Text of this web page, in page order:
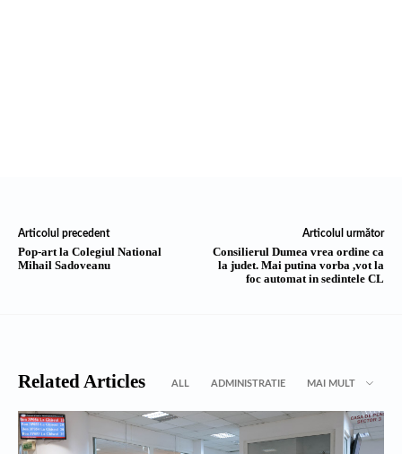
Articolul precedent
Pop-art la Colegiul National
Mihail Sadoveanu
Articolul următor
Consilierul Dumea vrea ordine ca
la judet. Mai putina vorba ,vot la
foc automat in sedintele CL
Related Articles ALL ADMINISTRATIE MAI MULT